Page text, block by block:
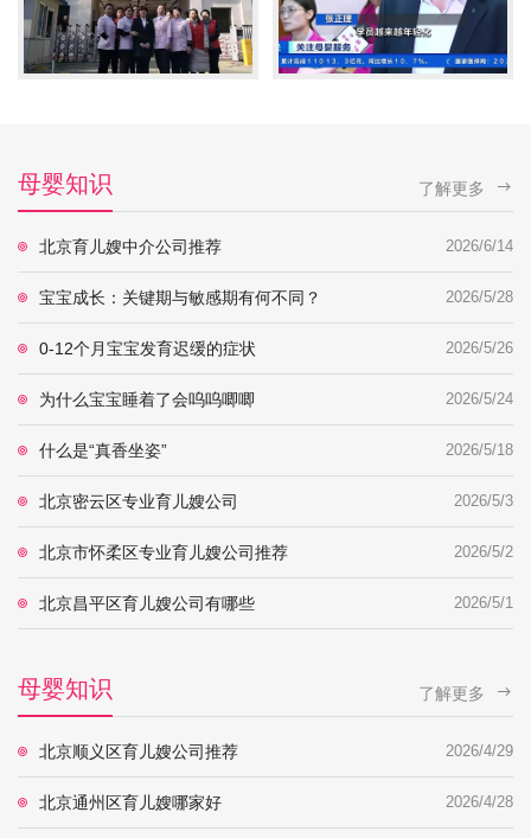
母婴知识 了解更多
北京育儿嫂中介公司推荐 2026/6/14
宝宝成长：关键期与敏感期有何不同？ 2026/5/28
0-12个月宝宝发育迟缓的症状 2026/5/26
为什么宝宝睡着了会呜呜唧唧 2026/5/24
什么是“真香坐姿” 2026/5/18
北京密云区专业育儿嫂公司 2026/5/3
北京市怀柔区专业育儿嫂公司推荐 2026/5/2
北京昌平区育儿嫂公司有哪些 2026/5/1
母婴知识 了解更多
北京顺义区育儿嫂公司推荐 2026/4/29
北京通州区育儿嫂哪家好 2026/4/28